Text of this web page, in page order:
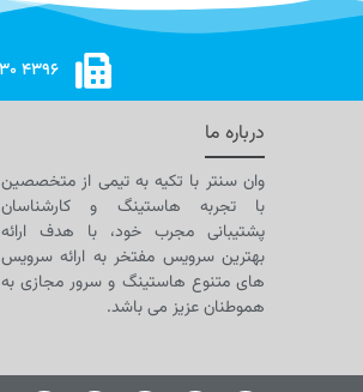
۴۳۹۶ ۹۱۳۰ ۰۲۱
درباره ما
وان سنتر با تکیه به تیمی از متخصصین
با تجربه هاستینگ و کارشناسان
پشتیبانی مجرب خود، با هدف ارائه
بهترین سرویس مفتخر به ارائه سرویس
های متنوع هاستینگ و سرور مجازی به
هموطنان عزیز می باشد.